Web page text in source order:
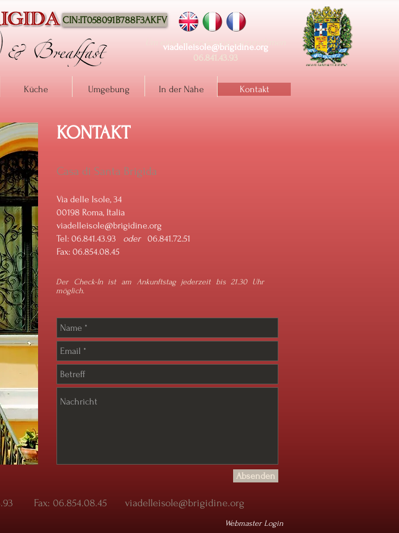
CIN:IT058091B788F3AKFV
viadelleisole@brigidine.org
06.841.43.93
Um eine Reservierung vorzunehmen
Küche Umgebung In der Nähe Kontakt
KONTAKT
Casa di Santa Brigida
Via delle Isole, 34
00198 Roma, Italia
viadelleisole@brigidine.org
Tel: 06.841.43.93 oder06.841.72.51
Fax: 06.854.08.45
Der Check-In ist am Ankunftstag jederzeit bis 21.30 Uhr
möglich.
Absenden
Fax: 06.854.08.45 viadelleisole@brigidine.org
Webmaster Login